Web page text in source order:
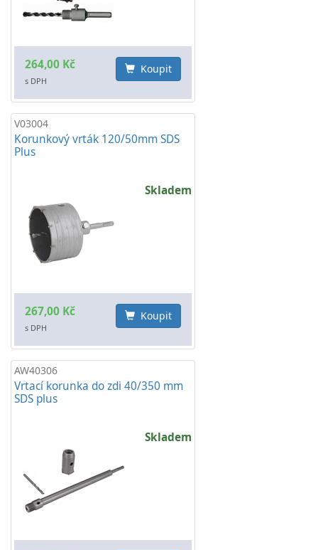
264,00 Kč
s DPH
Koupit
V03004
Korunkový vrták 120/50mm SDS
Plus
Skladem
267,00 Kč
s DPH
Koupit
AW40306
Vrtací korunka do zdi 40/350 mm
SDS plus
Skladem